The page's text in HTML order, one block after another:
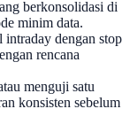
berkonsolidasi di
minim data.
intraday dengan stop
rencana
menguji satu
konsisten sebelum